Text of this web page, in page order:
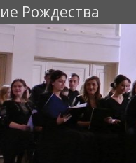
Рождества